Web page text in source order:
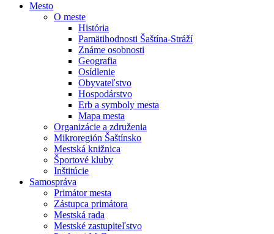
Mesto
O meste
História
Pamätihodnosti Šaštína-Stráží
Známe osobnosti
Geografia
Osídlenie
Obyvateľstvo
Hospodárstvo
Erb a symboly mesta
Mapa mesta
Organizácie a združenia
Mikroregión Šaštínsko
Mestská knižnica
Športové kluby
Inštitúcie
Samospráva
Primátor mesta
Zástupca primátora
Mestská rada
Mestské zastupiteľstvo